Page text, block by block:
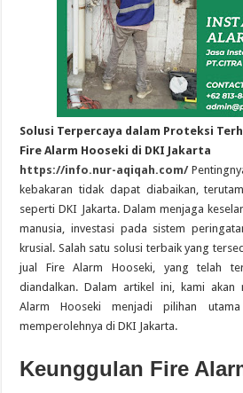
Solusi Terpercaya dalam Proteksi
Fire Alarm Hooseki di DKI Jakarta
https://info.nur-aqiqah.com/
kebakaran tidak dapat diabaikan,
seperti DKI Jakarta. Dalam menjaga
manusia, investasi pada sistem
krusial. Salah satu solusi terbaik yang
jual Fire Alarm Hooseki, yang telah
diandalkan. Dalam artikel ini, kami akan
Alarm Hooseki menjadi pilihan
memperolehnya di DKI Jakarta.
Keunggulan Fire